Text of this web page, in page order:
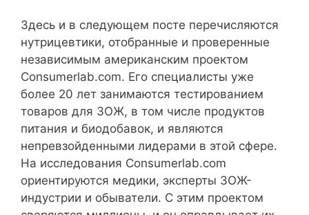
Здесь и в следующем посте перечисляются
нутрицевтики, отобранные и проверенные
независимым американским проектом
Consumerlab.com. Его специалисты уже
более 20 лет занимаются тестированием
товаров для ЗОЖ, в том числе продуктов
питания и биодобавок, и являются
непревзойденными лидерами в этой сфере.
На исследования Consumerlab.com
ориентируются медики, эксперты ЗОЖ-
индустрии и обыватели. С этим проектом